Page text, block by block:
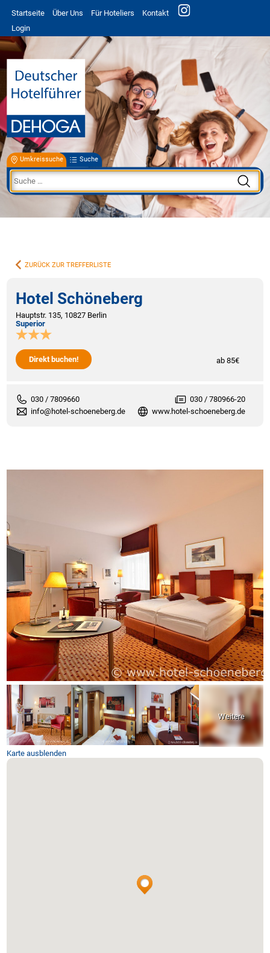
Startseite Über Uns Für Hoteliers
Kontakt
Login
Umkreissuche Suche
ZURÜCK ZUR TREFFERLISTE
Hotel Schöneberg
Hauptstr. 135, 10827 Berlin
Superior
Direkt buchen! ab 85€
030 / 7809660
030 / 780966-20
info@hotel-schoeneberg.de
www.hotel-schoeneberg.de
Karte ausblenden